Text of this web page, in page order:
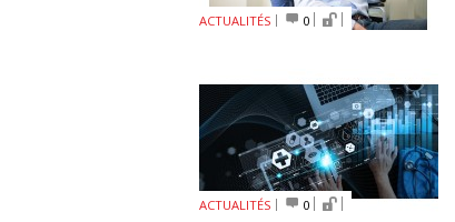
ACTUALITÉS 0
ACTUALITÉS 0